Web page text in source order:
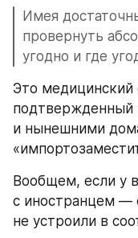
Имея
провернуть
угодно и где
Это медицинский
подтвержденный
и нынешними
Вообщем, если у
с иностранцем —
не устроили в